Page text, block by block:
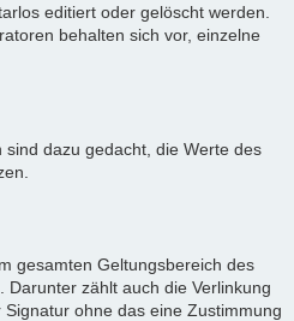
editiert oder gelöscht werden.
behalten sich vor, einzelne
dazu gedacht, die Werte des
gesamten Geltungsbereich des
zählt auch die Verlinkung
ohne das eine Zustimmung